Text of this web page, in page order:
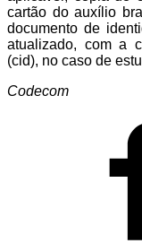
cartão do auxílio
documento de
atualizado, com a
(cid), no caso de
Codecom